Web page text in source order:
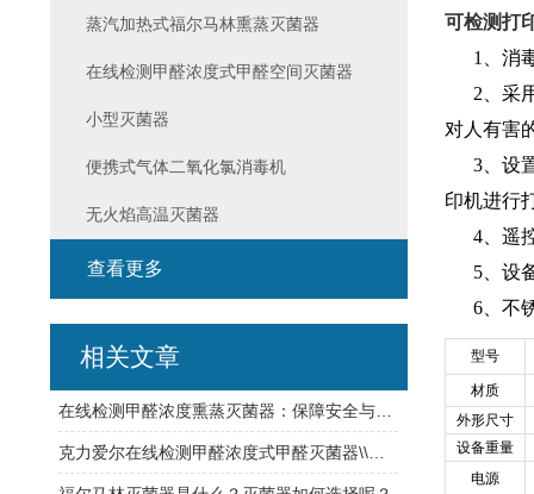
可检测打
1、消毒
2、采用
对人有害
3、设置
印机进行
4、遥控
5、设备
6、不锈
型号
材质
外形尺寸
设备重量
电源
蒸汽加热式福尔马林熏蒸灭菌器
在线检测甲醛浓度式甲醛空间灭菌器
小型灭菌器
便携式气体二氧化氯消毒机
无火焰高温灭菌器
查看更多
相关文章